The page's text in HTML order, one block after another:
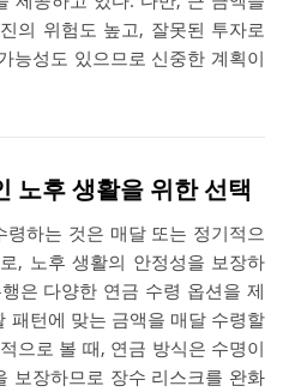
의 위험도 높고, 잘못된 투자로
능성도 있으므로 신중한 계획이
노후 생활을 위한 선택
하는 것은 매달 또는 정기적으
, 노후 생활의 안정성을 보장하
은 다양한 연금 수령 옵션을 제
패턴에 맞는 금액을 매달 수령할
으로 볼 때, 연금 방식은 수명이
보장하므로 장수 리스크를 완화